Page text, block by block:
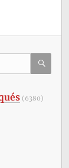
(6380)